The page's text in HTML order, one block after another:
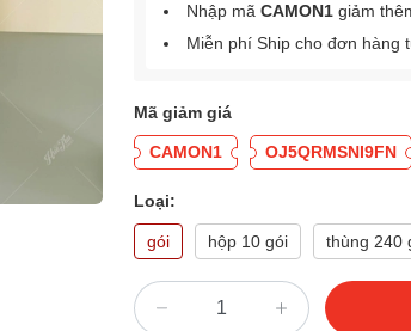
Nhập mã CAMON1 giảm
Miễn phí Ship cho đơn hàng
Mã giảm giá
CAMON1 OJ5QRMSNI9FN
Loại:
gói hộp 10 gói thùng 240